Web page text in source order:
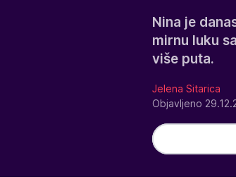
Nina je
mirnu luku
više puta.
Jelena Sitarica
Objavljeno